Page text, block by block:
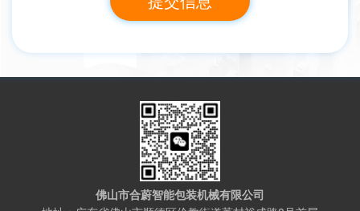
佛山市合蔚智能包装机械有限公司